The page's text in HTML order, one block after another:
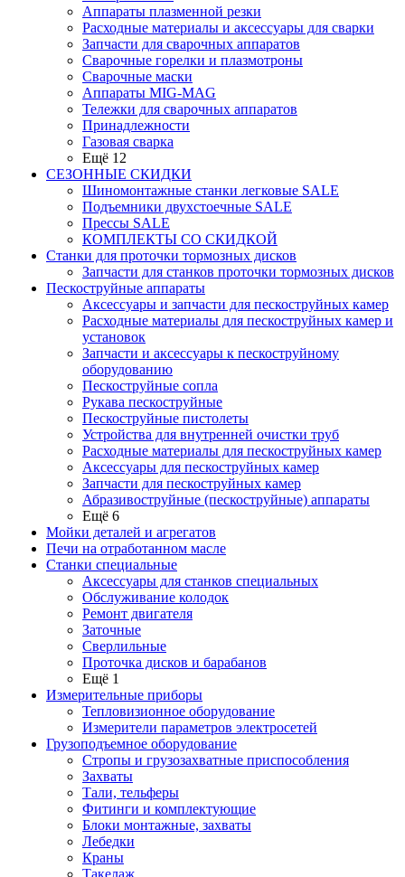
Аппараты плазменной резки
Расходные материалы и аксессуары для сварки
Запчасти для сварочных аппаратов
Сварочные горелки и плазмотроны
Сварочные маски
Аппараты MIG-MAG
Тележки для сварочных аппаратов
Принадлежности
Газовая сварка
Ещё 12
СЕЗОННЫЕ СКИДКИ
Шиномонтажные станки легковые SALE
Подъемники двухстоечные SALE
Прессы SALE
КОМПЛЕКТЫ СО СКИДКОЙ
Станки для проточки тормозных дисков
Запчасти для станков проточки тормозных дисков
Пескоструйные аппараты
Аксессуары и запчасти для пескоструйных камер
Расходные материалы для пескоструйных камер и
установок
Запчасти и аксессуары к пескоструйному
оборудованию
Пескоструйные сопла
Рукава пескоструйные
Пескоструйные пистолеты
Устройства для внутренней очистки труб
Расходные материалы для пескоструйных камер
Аксессуары для пескоструйных камер
Запчасти для пескоструйных камер
Абразивоструйные (пескоструйные) аппараты
Ещё 6
Мойки деталей и агрегатов
Печи на отработанном масле
Станки специальные
Аксессуары для станков специальных
Обслуживание колодок
Ремонт двигателя
Заточные
Сверлильные
Проточка дисков и барабанов
Ещё 1
Измерительные приборы
Тепловизионное оборудование
Измерители параметров электросетей
Грузоподъемное оборудование
Стропы и грузозахватные приспособления
Захваты
Тали, тельферы
Фитинги и комплектующие
Блоки монтажные, захваты
Лебедки
Краны
Такелаж